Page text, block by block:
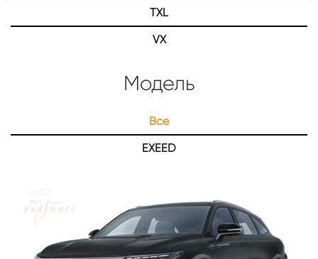
TXL
VX
Модель
Все
EXEED